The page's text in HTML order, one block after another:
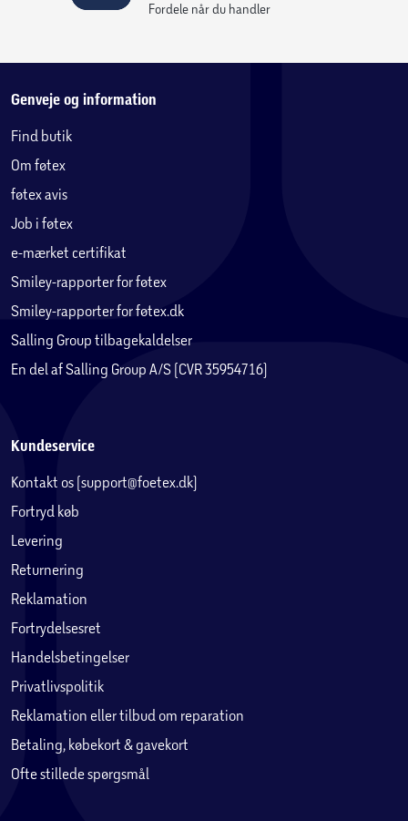
Fordele når du handler
Genveje og information
Find butik
Om føtex
føtex avis
Job i føtex
e-mærket certifikat
Smiley-rapporter for føtex
Smiley-rapporter for føtex.dk
Salling Group tilbagekaldelser
En del af Salling Group A/S (CVR 35954716)
Kundeservice
Kontakt os (support@foetex.dk)
Fortryd køb
Levering
Returnering
Reklamation
Fortrydelsesret
Handelsbetingelser
Privatlivspolitik
Reklamation eller tilbud om reparation
Betaling, købekort & gavekort
Ofte stillede spørgsmål